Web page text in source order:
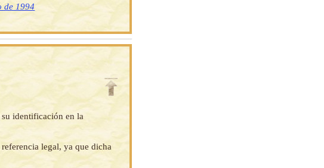
de 1994
identificación en la
legal, ya que dicha